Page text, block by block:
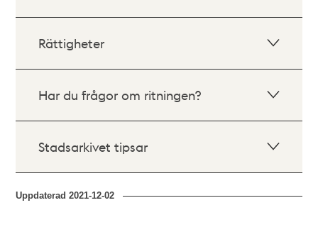
Rättigheter
Har du frågor om ritningen?
Stadsarkivet tipsar
Uppdaterad2021-12-02